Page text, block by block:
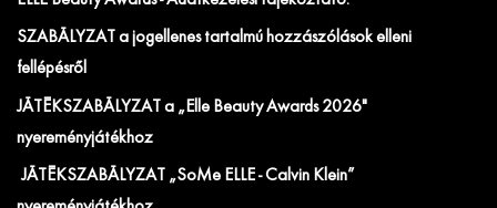
SZABÁLYZAT a jogellenes tartalmú hozzászólások elleni
fellépésről
JÁTÉKSZABÁLYZAT a „Elle Beauty Awards 2026"
nyereményjátékhoz
JÁTÉKSZABÁLYZAT „SoMe ELLE - Calvin Klein”